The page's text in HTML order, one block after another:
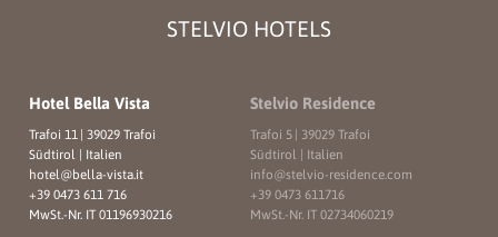
STELVIO HOTELS
Hotel Bella Vista
Trafoi 11 | 39029 Trafoi
Südtirol | Italien
hotel@bella-vista.it
+39 0473 611 716
MwSt.-Nr. IT 01196930216
Stelvio Residence
Trafoi 5 | 39029 Trafoi
Südtirol | Italien
info@stelvio-residence.com
+39 0473 611716
MwSt.-Nr. IT 02734060219